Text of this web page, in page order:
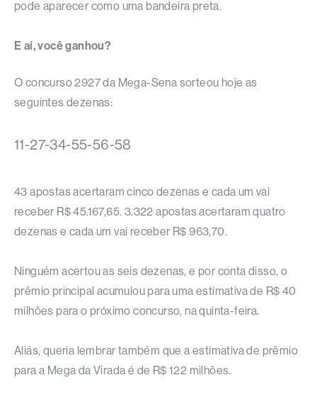
pode aparecer como uma bandeira preta.
E aí, você ganhou?
O concurso 2927 da Mega-Sena sorteou hoje as
seguintes dezenas:
11-27-34-55-56-58
43 apostas acertaram cinco dezenas e cada um vai
receber R$ 45.167,65. 3.322 apostas acertaram quatro
dezenas e cada um vai receber R$ 963,70.
Ninguém acertou as seis dezenas, e por conta disso, o
prêmio principal acumulou para uma estimativa de R$ 40
milhões para o próximo concurso, na quinta-feira.
Aliás, queria lembrar também que a estimativa de prêmio
para a Mega da Virada é de R$ 122 milhões.